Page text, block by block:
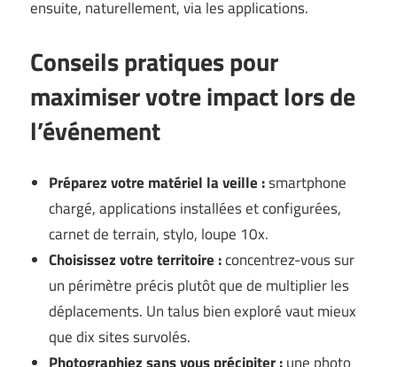
ensuite, naturellement, via les applications.
Conseils pratiques pour
maximiser votre impact lors de
l’événement
Préparez votre matériel la veille :smartphone
chargé, applications installées et configurées,
carnet de terrain, stylo, loupe 10x.
Choisissez votre territoire :concentrez-vous sur
un périmètre précis plutôt que de multiplier les
déplacements. Un talus bien exploré vaut mieux
que dix sites survolés.